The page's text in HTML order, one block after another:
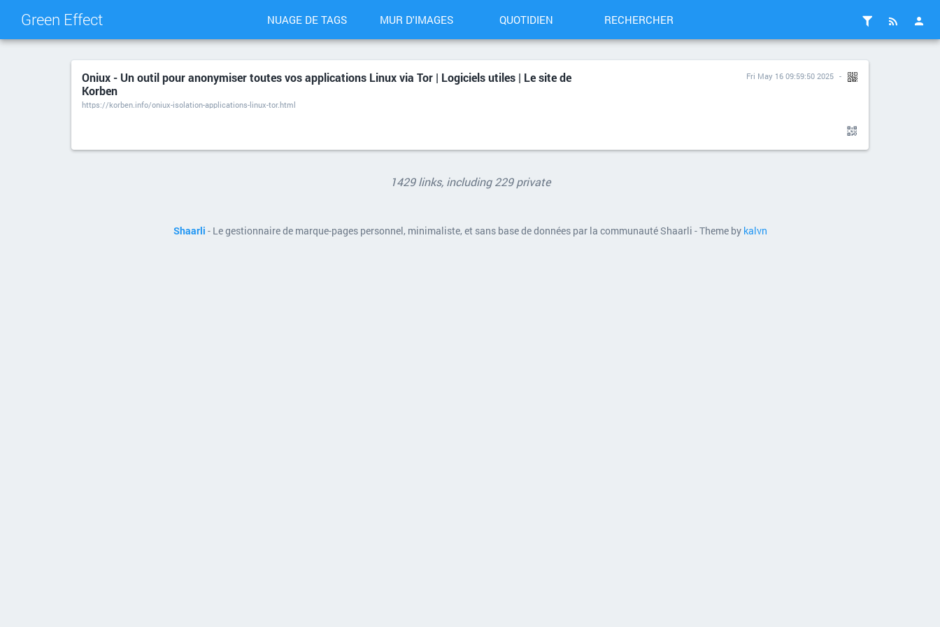
Green Effect NUAGE DE TAGS MUR D'IMAGES QUOTIDIEN RECHERCHER
Oniux - Un outil pour anonymiser toutes vos applications Linux via Tor | Logiciels utiles | Le site de
Korben
https://korben.info/oniux-isolation-applications-linux-tor.html
Fri May 16 09:59:50 2025
1429 links, including 229 private
Shaarli - Le gestionnaire de marque-pages personnel, minimaliste, et sans base de données par la communauté Shaarli - Theme by kalvn